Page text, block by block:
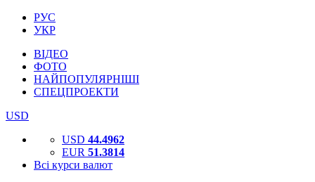
РУС
УКР
ВІДЕО
ФОТО
НАЙПОПУЛЯРНІШІ
СПЕЦПРОЕКТИ
USD
USD 44.4962
EUR 51.3814
Всі курси валют